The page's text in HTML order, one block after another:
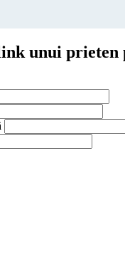
unui prieten